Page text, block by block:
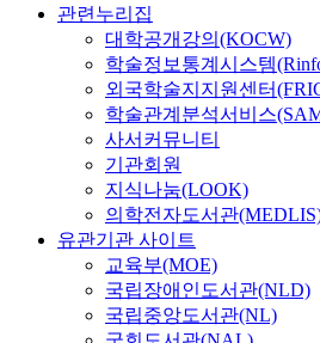
관련누리집
대학공개강의(KOCW)
학술정보통계시스템
외국학술지지원센터
학술관계분석서비스
사서커뮤니티
기관회원
지식나눔(LOOK)
의학전자도서관
유관기관 사이트
교육부(MOE)
국립장애인도서관(NLD)
국립중앙도서관(NL)